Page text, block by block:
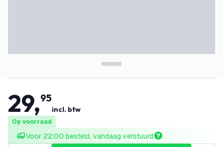
29,95
incl. btw
Op voorraad
Voor 22:00 besteld, vandaag verstuurd